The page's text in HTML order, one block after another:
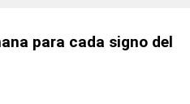
para cada signo del